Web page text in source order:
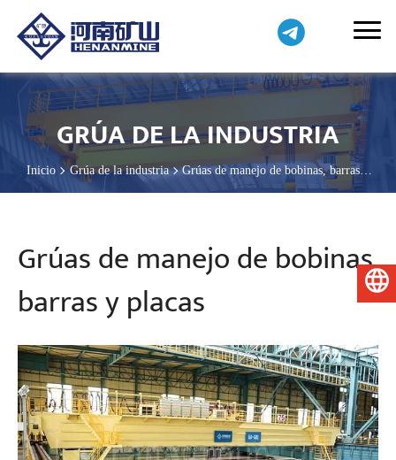
GRÚA DE LA INDUSTRIA
Inicio Grúa de la industria
Grúas de manejo de bobinas, barras y
Grúas de manejo de bobinas,
barras y placas
Español